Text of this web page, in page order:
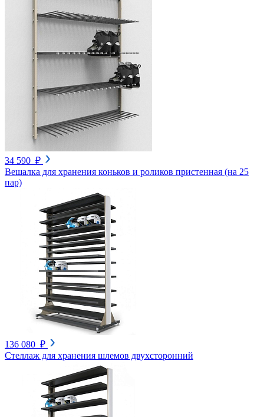
34 590 ₽
Вешалка для хранения коньков и роликов пристенная (на 25
пар)
136 080 ₽
Стеллаж для хранения шлемов двухсторонний